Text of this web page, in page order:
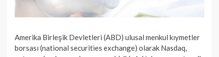
Amerika Birleşik Devletleri (ABD) ulusal menkul kıymetler
borsası (national securities exchange) olarak Nasdaq,